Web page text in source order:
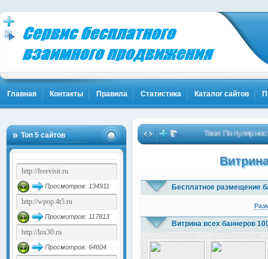
Главная Контакты Правила Статистика Каталог сайтов
Топ 5 сайтов
Просмотров: 134911
Просмотров: 117813
Просмотров: 64604
Твоя Популярность и
Бесплатное размещение
Витрина всех баннеров